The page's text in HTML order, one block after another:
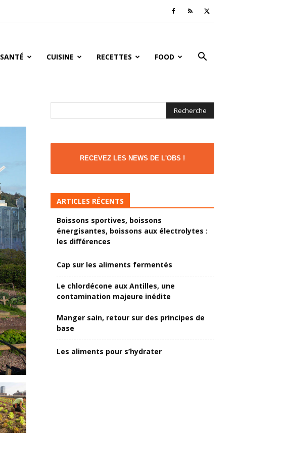
SANTÉ CUISINE RECETTES FOOD
RECEVEZ LES NEWS DE L'OBS !
ARTICLES RÉCENTS
Boissons sportives, boissons
énergisantes, boissons aux électrolytes :
les différences
Cap sur les aliments fermentés
Le chlordécone aux Antilles, une
contamination majeure inédite
Manger sain, retour sur des principes de
base
Les aliments pour s’hydrater